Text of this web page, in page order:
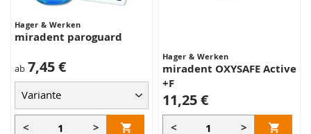
Hager & Werken
miradent paroguard
ab 7,45 €
< >
Hager & Werken
miradent OXYSAFE Active
+F
11,25 €
< >